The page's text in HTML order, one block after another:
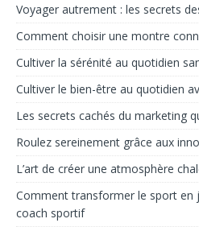
Voyager autrement : les secrets
Comment choisir une montre
Cultiver la sérénité au quotidien
Cultiver le bien-être au quotidien
Les secrets cachés du marketing
Roulez sereinement grâce aux
L’art de créer une atmosphère
Comment transformer le sport en
coach sportif